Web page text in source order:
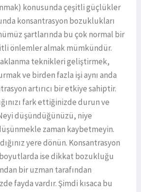
konusunda çeşitli güçlükler
konsantrasyon bozuklukları
şartlarında bu çok normal bir
önlemler almak mümkündür.
teknikleri geliştirmek,
ve birden fazla işi aynı anda
artırıcı bir etkiye sahiptir.
fark ettiğinizde durun ve
düşündüğünüzü, niye
zaman kaybetmeyin.
yere dönün. Konsantrasyon
ise dikkat bozukluğu
bir uzman tarafından
fayda vardır. Şimdi kısaca bu